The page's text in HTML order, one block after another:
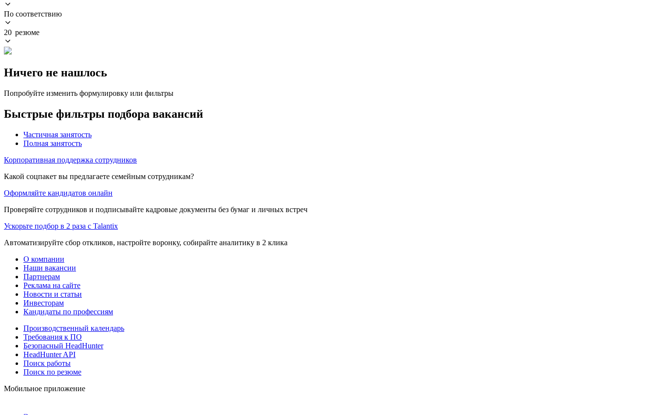
По соответствию
20 резюме
Ничего не нашлось
Попробуйте изменить формулировку или фильтры
Быстрые фильтры подбора вакансий
Частичная занятость
Полная занятость
Корпоративная поддержка сотрудников
Какой соцпакет вы предлагаете семейным сотрудникам?
Оформляйте кандидатов онлайн
Проверяйте сотрудников и подписывайте кадровые документы без бумаг и личных встреч
Ускорьте подбор в 2 раза с Talantix
Автоматизируйте сбор откликов, настройте воронку, собирайте аналитику в 2 клика
О компании
Наши вакансии
Партнерам
Реклама на сайте
Новости и статьи
Инвесторам
Кандидаты по профессиям
Производственный календарь
Требования к ПО
Безопасный HeadHunter
HeadHunter API
Поиск работы
Поиск по резюме
Мобильное приложение